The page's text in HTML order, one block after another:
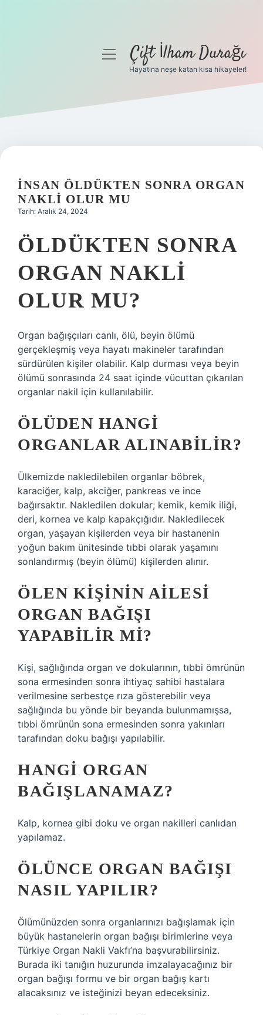
Gizlilik Politikası
Yasal Uyarı
menüyüÇift İlham Durağı
Hayatına neşe katan kısa hikayeler!
İNSAN ÖLDÜKTEN SONRA ORGAN
NAKLI OLUR MU
Tarih: Aralık 24, 2024
ÖLDÜKTEN SONRA
ORGAN NAKLI
OLUR MU?
Organ bağışçıları canlı, ölü, beyin ölümü
gerçekleşmiş veya hayatı makineler tarafından
sürdürülen kişiler olabilir. Kalp durması veya beyin
ölümü sonrasında 24 saat içinde vücuttan çıkarılan
organlar nakil için kullanılabilir.
ÖLÜDEN HANGI
ORGANLAR ALINABILIR?
Ülkemizde nakledilebilen organlar böbrek,
karaciğer, kalp, akciğer, pankreas ve ince
bağırsaktır. Nakledilen dokular; kemik, kemik iliği,
deri, kornea ve kalp kapakçığıdır. Nakledilecek
organ, yaşayan kişilerden veya bir hastanenin
yoğun bakım ünitesinde tıbbi olarak yaşamını
sonlandırmış (beyin ölümü) kişilerden alınır.
ÖLEN KIŞININ AILESI
ORGAN BAĞIŞI
YAPABILIR MI?
Kişi, sağlığında organ ve dokularının, tıbbi ömrünün
sona ermesinden sonra ihtiyaç sahibi hastalara
verilmesine serbestçe rıza gösterebilir veya
sağlığında bu yönde bir beyanda bulunmamışsa,
tıbbi ömrünün sona ermesinden sonra yakınları
tarafından doku bağışı yapılabilir.
HANGI ORGAN
BAĞIŞLANAMAZ?
Kalp, kornea gibi doku ve organ nakilleri canlıdan
yapılamaz.
ÖLÜNCE ORGAN BAĞIŞI
NASIL YAPILIR?
Ölümünüzden sonra organlarınızı bağışlamak için
büyük hastanelerin organ bağışı birimlerine veya
Türkiye Organ Nakli Vakfı’na başvurabilirsiniz.
Burada iki tanığın huzurunda imzalayacağınız bir
organ bağışı formu ve bir organ bağış kartı
alacaksınız ve isteğinizi beyan edeceksiniz.